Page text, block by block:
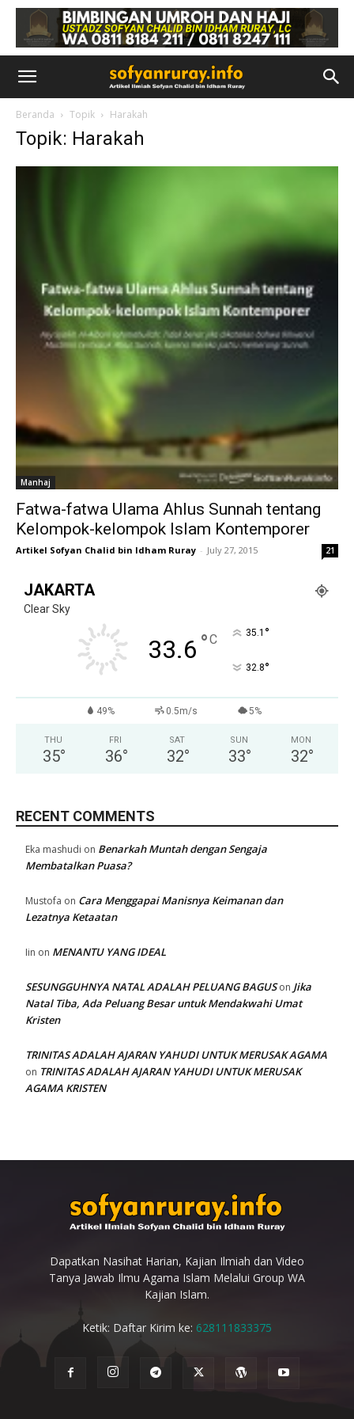
Beranda Topik Harakah
Topik: Harakah
Manhaj
Fatwa-fatwa Ulama Ahlus Sunnah tentang
Kelompok-kelompok Islam Kontemporer
Artikel Sofyan Chalid bin Idham Ruray - July 27, 2015 21
JAKARTA
Clear Sky
33.6 °C 35.1 °
32.8°
49% 0.5m/s 5%
THU
35°
FRI
36°
SAT
32°
SUN
33°
MON
32°
RECENT COMMENTS
Eka mashudi on Benarkah Muntah dengan Sengaja
Membatalkan Puasa?
Mustofa on Cara Menggapai Manisnya Keimanan dan
Lezatnya Ketaatan
Iin on MENANTU YANG IDEAL
SESUNGGUHNYA NATAL ADALAH PELUANG BAGUSon Jika
Natal Tiba, Ada Peluang Besar untuk Mendakwahi Umat
Kristen
TRINITAS ADALAH AJARAN YAHUDI UNTUK MERUSAK AGAMA
on TRINITAS ADALAH AJARAN YAHUDI UNTUK MERUSAK
AGAMA KRISTEN
Dapatkan Nasihat Harian, Kajian Ilmiah dan Video
Tanya Jawab Ilmu Agama Islam Melalui Group WA
Kajian Islam.
Ketik: Daftar Kirim ke: 628111833375